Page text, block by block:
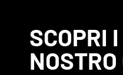
SCOPRI